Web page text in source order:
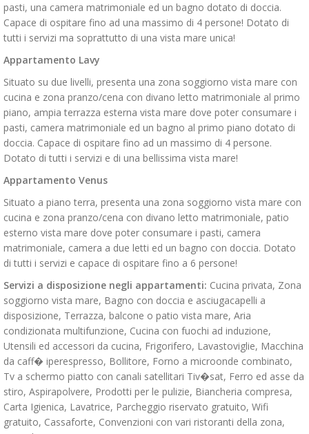
pasti, una camera matrimoniale ed un bagno dotato di doccia.
Capace di ospitare fino ad una massimo di 4 persone! Dotato di
tutti i servizi ma soprattutto di una vista mare unica!
Appartamento Lavy
Situato su due livelli, presenta una zona soggiorno vista mare con
cucina e zona pranzo/cena con divano letto matrimoniale al primo
piano, ampia terrazza esterna vista mare dove poter consumare i
pasti, camera matrimoniale ed un bagno al primo piano dotato di
doccia. Capace di ospitare fino ad un massimo di 4 persone.
Dotato di tutti i servizi e di una bellissima vista mare!
Appartamento Venus
Situato a piano terra, presenta una zona soggiorno vista mare con
cucina e zona pranzo/cena con divano letto matrimoniale, patio
esterno vista mare dove poter consumare i pasti, camera
matrimoniale, camera a due letti ed un bagno con doccia. Dotato
di tutti i servizi e capace di ospitare fino a 6 persone!
Servizi a disposizione negli appartamenti: Cucina privata, Zona
soggiorno vista mare, Bagno con doccia e asciugacapelli a
disposizione, Terrazza, balcone o patio vista mare, Aria
condizionata multifunzione, Cucina con fuochi ad induzione,
Utensili ed accessori da cucina, Frigorifero, Lavastoviglie, Macchina
da caff� iperespresso, Bollitore, Forno a microonde combinato,
Tv a schermo piatto con canali satellitari Tiv�sat, Ferro ed asse da
stiro, Aspirapolvere, Prodotti per le pulizie, Biancheria compresa,
Carta Igienica, Lavatrice, Parcheggio riservato gratuito, Wifi
gratuito, Cassaforte, Convenzioni con vari ristoranti della zona,